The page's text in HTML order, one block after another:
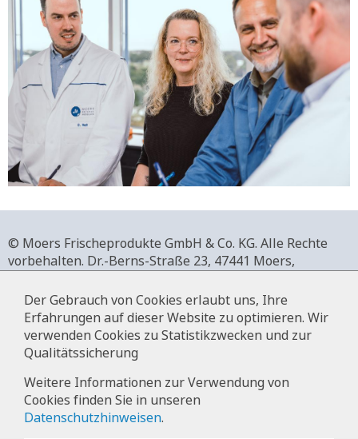
© Moers Frischeprodukte GmbH & Co. KG. Alle Rechte
vorbehalten. Dr.-Berns-Straße 23, 47441 Moers,
+49 2841 911-0,www.moers-frischeprodukte.de
Impressum
Datenschutz
Der Gebrauch von Cookies erlaubt uns, Ihre
Erfahrungen auf dieser Website zu optimieren. Wir
verwenden Cookies zu Statistikzwecken und zur
Qualitätssicherung
Weitere Informationen zur Verwendung von
Cookies finden Sie in unseren
Datenschutzhinweisen.